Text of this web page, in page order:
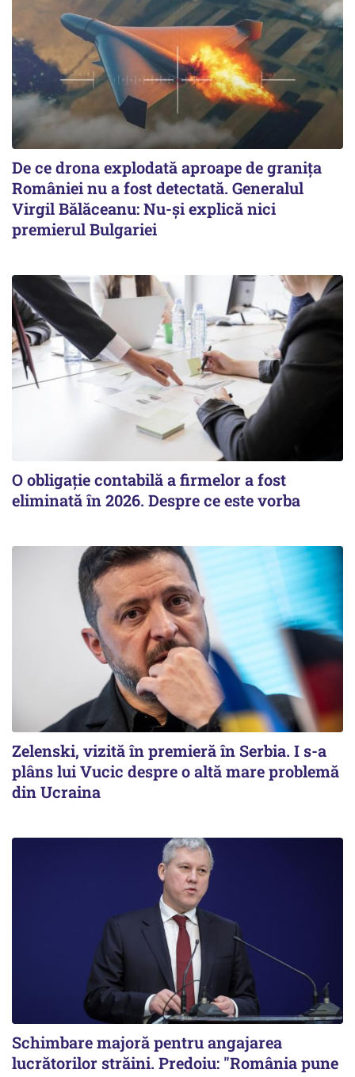
De ce drona explodată aproape de granița
României nu a fost detectată. Generalul
Virgil Bălăceanu: Nu-și explică nici
premierul Bulgariei
O obligație contabilă a firmelor a fost
eliminată în 2026. Despre ce este vorba
Zelenski, vizită în premieră în Serbia. I s-a
plâns lui Vucic despre o altă mare problemă
din Ucraina
Schimbare majoră pentru angajarea
lucrătorilor străini. Predoiu: "România pune